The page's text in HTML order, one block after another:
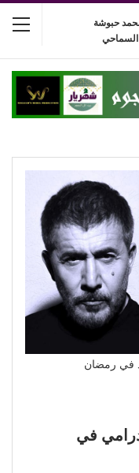
حبوشة
السماحي
في رمضان
في